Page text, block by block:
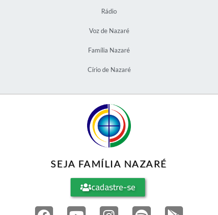
Rádio
Voz de Nazaré
Família Nazaré
Círio de Nazaré
SEJA FAMÍLIA NAZARÉ
cadastre-se